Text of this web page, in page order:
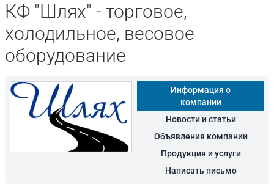
КФ "Шлях" - торговое,
холодильное, весовое
оборудование
Информация о
компании
Новости и статьи
Объявления компании
Продукция и услуги
Написать письмо